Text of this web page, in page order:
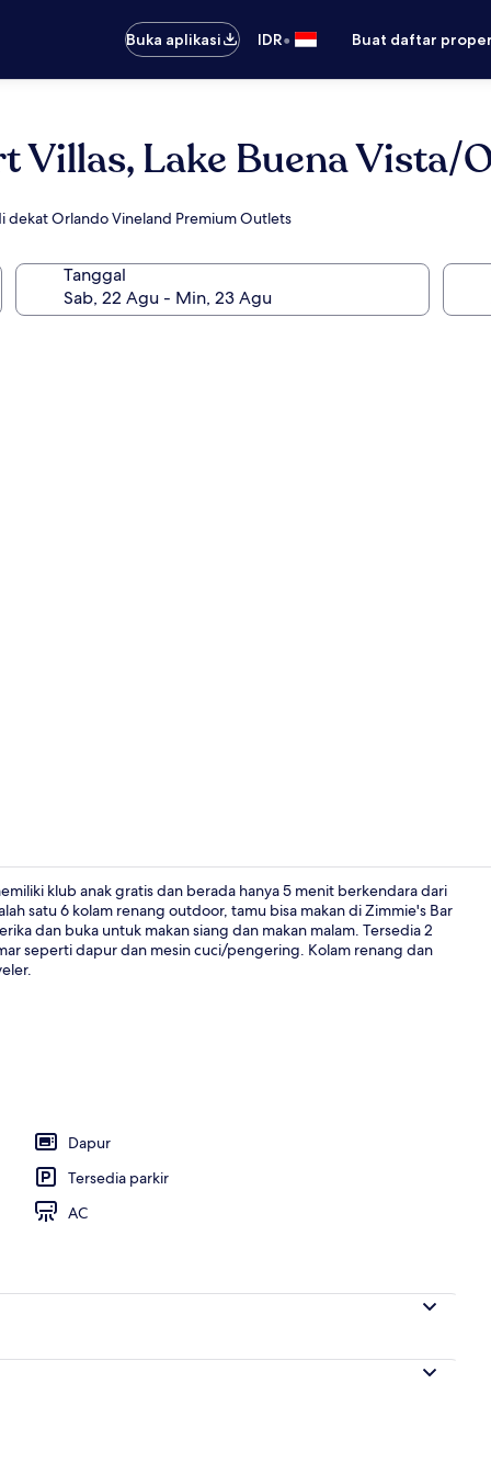
Buka aplikasi
IDR• Buat daftar
Villas, Lake Buena Vista/
dekat Orlando Vineland Premium Outlets
Tanggal
Golf mini
klub anak gratis dan berada hanya 5 menit berkendara dari
satu 6 kolam renang outdoor, tamu bisa makan di Zimmie's Bar
dan buka untuk makan siang dan makan malam. Tersedia 2
seperti dapur dan mesin cuci/pengering. Kolam renang dan
Dapur
Tersedia parkir
AC